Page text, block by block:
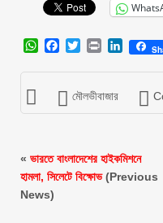
WhatsApp
Facebook
Twitter
Print
মৌলভীবাজার
« ভারতে বাংলাদেশের হাইকমিশনে
হামলা, সিলেটে বিক্ষোভ(Previous
News)